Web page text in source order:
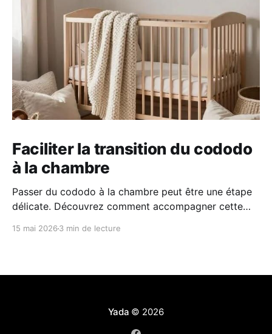
Faciliter la transition du cododo
à la chambre
Passer du cododo à la chambre peut être une étape
délicate. Découvrez comment accompagner cette
15 mai 2026 3 min de lecture
Yada © 2026